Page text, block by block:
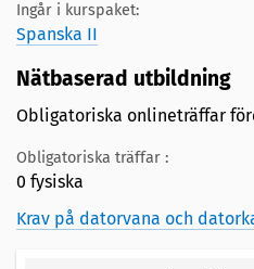
Ingår i kurspaket:
Spanska II
Nätbaserad utbildning
Obligatoriska onlineträffar
Obligatoriska träffar :
0 fysiska
Krav på datorvana och